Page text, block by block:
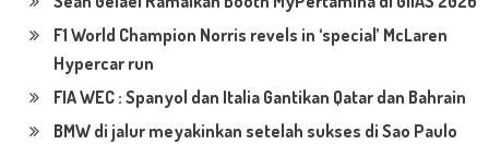
F1 World Champion Norris revels in ‘special’ McLaren
Hypercar run
FIA WEC : Spanyol dan Italia Gantikan Qatar dan Bahrain
BMW di jalur meyakinkan setelah sukses di Sao Paulo